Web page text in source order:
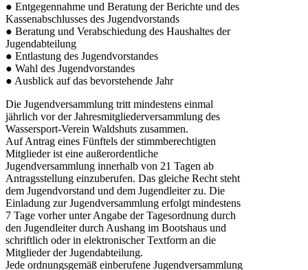
● Entgegennahme und Beratung der Berichte und des
Kassenabschlusses des Jugendvorstands
● Beratung und Verabschiedung des Haushaltes der
Jugendabteilung
● Entlastung des Jugendvorstandes
● Wahl des Jugendvorstandes
● Ausblick auf das bevorstehende Jahr
Die Jugendversammlung tritt mindestens einmal
jährlich vor der Jahresmitgliederversammlung des
Wassersport-Verein Waldshuts zusammen.
Auf Antrag eines Fünftels der stimmberechtigten
Mitglieder ist eine außerordentliche
Jugendversammlung innerhalb von 21 Tagen ab
Antragsstellung einzuberufen. Das gleiche Recht steht
dem Jugendvorstand und dem Jugendleiter zu. Die
Einladung zur Jugendversammlung erfolgt mindestens
7 Tage vorher unter Angabe der Tagesordnung durch
den Jugendleiter durch Aushang im Bootshaus und
schriftlich oder in elektronischer Textform an die
Mitglieder der Jugendabteilung.
Jede ordnungsgemäß einberufene Jugendversammlung